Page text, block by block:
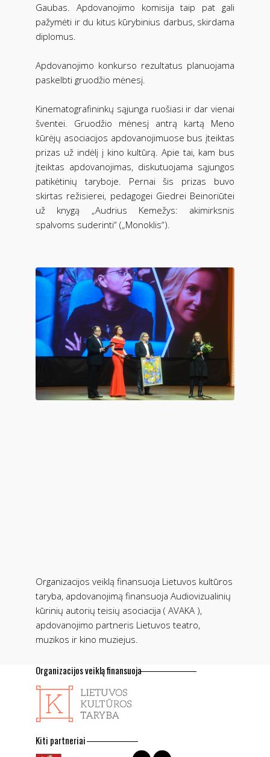
Gaubas. Apdovanojimo komisija taip pat gali
pažymėti ir du kitus kūrybinius darbus, skirdama
diplomus.
Apdovanojimo konkurso rezultatus planuojama
paskelbti gruodžio mėnesį.
Kinematografininkų sąjunga ruošiasi ir dar vienai
šventei. Gruodžio mėnesį antrą kartą Meno
kūrėjų asociacijos apdovanojimuose bus įteiktas
prizas už indėlį į kino kultūrą. Apie tai, kam bus
įteiktas apdovanojimas, diskutuojama sąjungos
patikėtinių taryboje. Pernai šis prizas buvo
skirtas režisierei, pedagogei Giedrei Beinoriūtei
už knygą „Audrius Kemežys: akimirksnis
spalvoms suderinti“ („Monoklis“).
Organizacijos veiklą finansuoja Lietuvos kultūros
taryba, apdovanojimą finansuoja Audiovizualinių
kūrinių autorių teisių asociacija ( AVAKA ),
apdovanojimo partneris Lietuvos teatro,
muzikos ir kino muziejus.
Organizacijos veiklą finansuoja
Kiti partneriai